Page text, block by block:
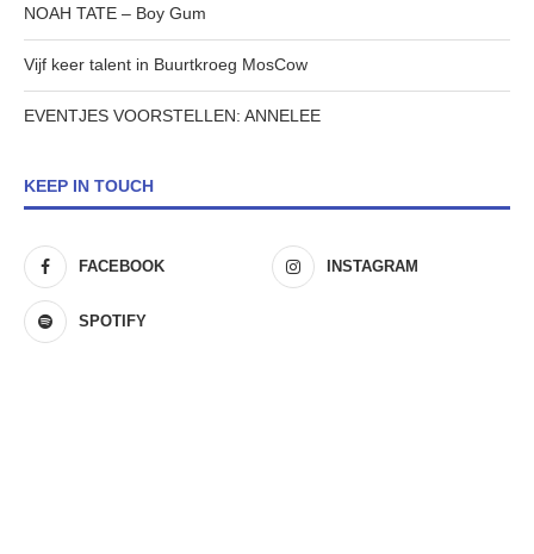
NOAH TATE – Boy Gum
Vijf keer talent in Buurtkroeg MosCow
EVENTJES VOORSTELLEN: ANNELEE
KEEP IN TOUCH
FACEBOOK INSTAGRAM
SPOTIFY